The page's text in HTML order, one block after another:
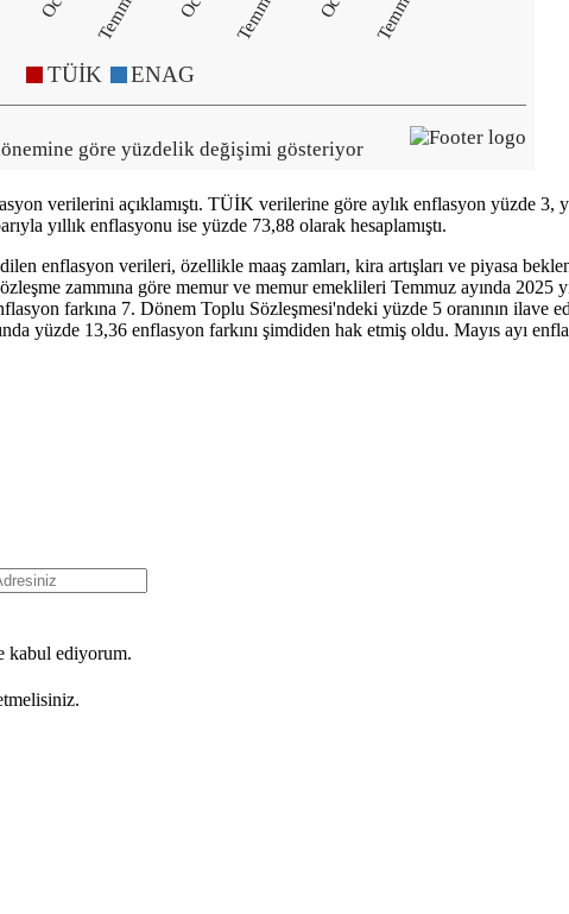
verilerini açıklamıştı. TÜİK verilerine göre aylık enflasyon yüzde
yıllık enflasyonu ise yüzde 73,88 olarak hesaplamıştı.
enflasyon verileri, özellikle maaş zamları, kira artışları ve piyasa
zammına göre memur ve memur emeklileri Temmuz ayında
farkına 7. Dönem Toplu Sözleşmesi'ndeki yüzde 5 oranının
yüzde 13,36 enflasyon farkını şimdiden hak etmiş oldu. Mayıs ayı
kabul ediyorum.